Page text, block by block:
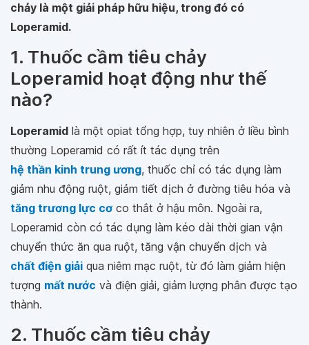
chảy là một giải pháp hữu hiệu, trong đó có
Loperamid.
1. Thuốc cầm tiêu chảy
Loperamid hoạt động như thế
nào?
Loperamid là một opiat tổng hợp, tuy nhiên ở liều bình
thường Loperamid có rất ít tác dụng trên
hệ thần kinh trung ương, thuốc chỉ có tác dụng làm
giảm nhu động ruột, giảm tiết dịch ở đường tiêu hóa và
tăng trương lực cơ co thắt ở hậu môn. Ngoài ra,
Loperamid còn có tác dụng làm kéo dài thời gian vận
chuyển thức ăn qua ruột, tăng vận chuyển dịch và
chất điện giải qua niêm mạc ruột, từ đó làm giảm hiện
tượng mất nước và điện giải, giảm lượng phân được tạo
thành.
2. Thuốc cầm tiêu chảy